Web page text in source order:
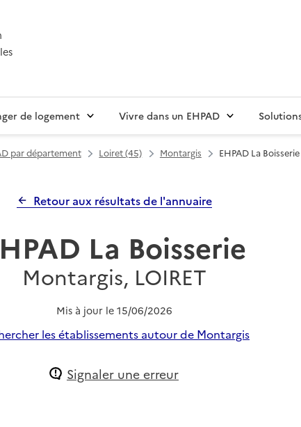
de logement Vivre dans un EHPAD
par département Loiret (45) Montargis EHPAD La Boisserie
Retour aux résultats de l'annuaire
La Boisserie
Montargis, LOIRET
Mis à jour le 15/06/2026
les établissements autour de Montargis
Signaler une erreur